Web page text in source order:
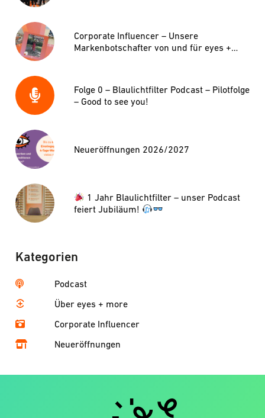
Corporate Influencer – Unsere
Markenbotschafter von und für eyes +
Folge 0 – Blaulichtfilter Podcast – Pilotfolge
– Good to see you!
Neueröffnungen 2026/2027
1 Jahr Blaulichtfilter – unser Podcast
feiert Jubiläum!
Kategorien
Podcast
Über eyes + more
Corporate Influencer
Neueröffnungen